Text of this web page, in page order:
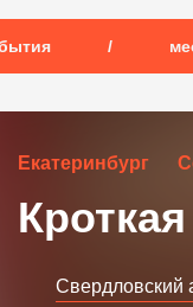
/
Екатеринбург
Кроткая
Свердловский